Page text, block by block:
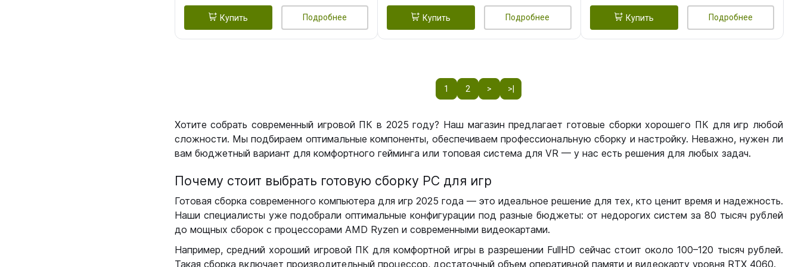
Купить Подробнее Купить Подробнее Купить Подробнее
1 2 > >|
Хотите собрать современный игровой ПК в 2025 году? Наш магазин предлагает готовые сборки хорошего ПК для игр любой
сложности. Мы подбираем оптимальные компоненты, обеспечиваем профессиональную сборку и настройку. Неважно, нужен ли
вам бюджетный вариант для комфортного гейминга или топовая система для VR — у нас есть решения для любых задач.
Почему стоит выбрать готовую сборку РС для игр
Готовая сборка современного компьютера для игр 2025 года — это идеальное решение для тех, кто ценит время и надежность.
Наши специалисты уже подобрали оптимальные конфигурации под разные бюджеты: от недорогих систем за 80 тысяч рублей
до мощных сборок с процессорами AMD Ryzen и современными видеокартами.
Например, средний хороший игровой ПК для комфортной игры в разрешении FullHD сейчас стоит около 100–120 тысяч рублей.
Такая сборка включает производительный процессор, достаточный объем оперативной памяти и видеокарту уровня RTX 4060.